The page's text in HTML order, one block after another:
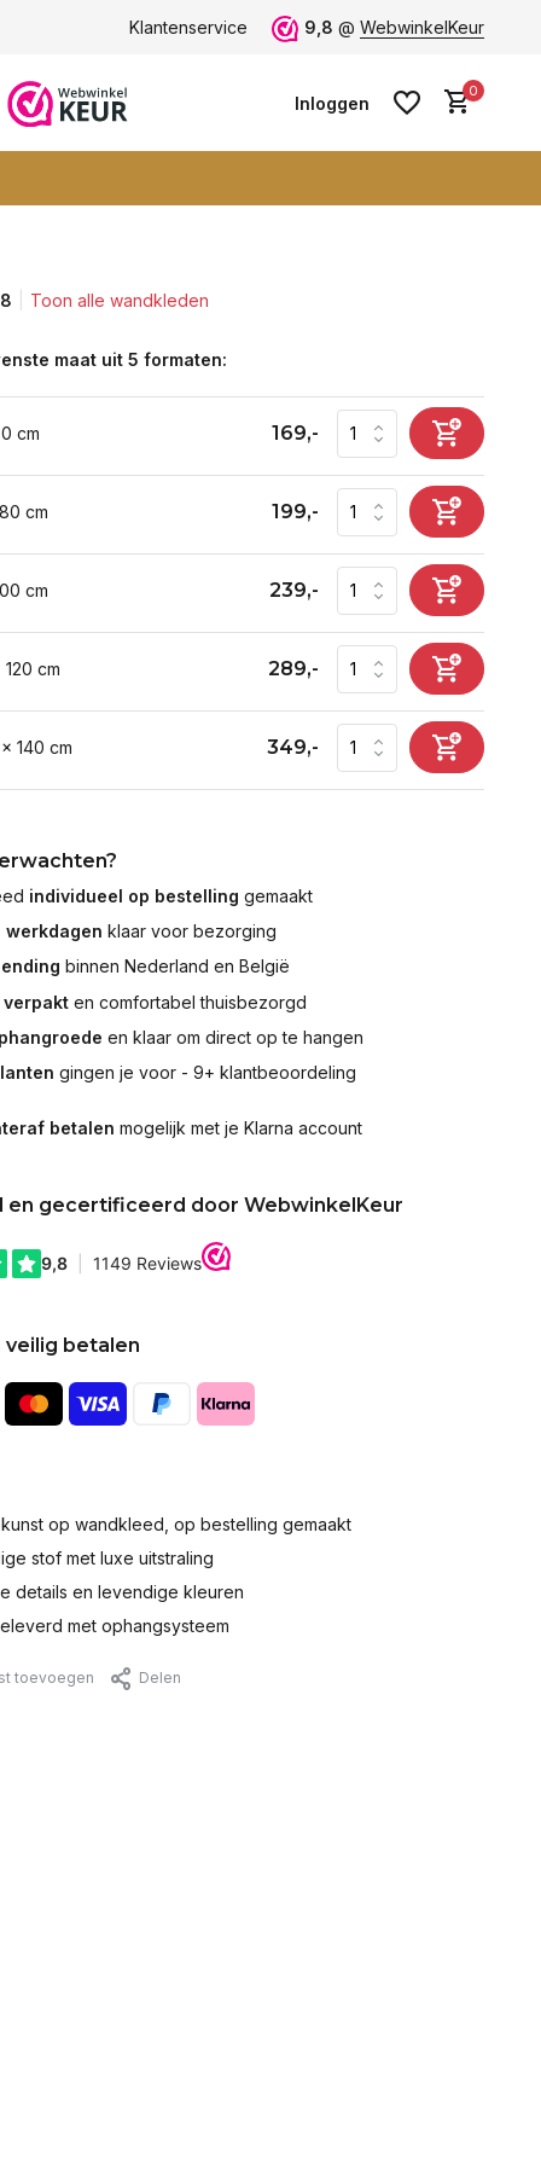
klantbeoordeling 9+ Grootste collectie -ruim 600+
Klantenservice 9,8 @ WebwinkelKeur
Inloggen
0
Toon alle wandkleden
maat uit 5 formaten:
cm 169,-
cm 199,-
cm 239,-
cm 289,-
140 cm 349,-
individueel op bestelling gemaakt
werkdagen klaar voor bezorging
binnen Nederland en België
en comfortabel thuisbezorgd
en klaar om direct op te hangen
gingen je voor - 9+ klantbeoordeling
betalen mogelijk met je Klarna account
en gecertificeerd door WebwinkelKeur
veilig betalen
op wandkleed, op bestelling gemaakt
stof met luxe uitstraling
details en levendige kleuren
met ophangsysteem
toevoegen Delen